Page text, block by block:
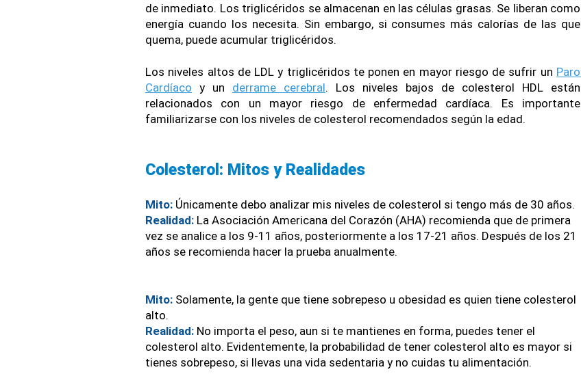
de inmediato. Los triglicéridos se almacenan en las células grasas. Se liberan como
energía cuando los necesita. Sin embargo, si consumes más calorías de las que
quema, puede acumular triglicéridos.
Los niveles altos de LDL y triglicéridos te ponen en mayor riesgo de sufrir un Paro
Cardíaco y un derrame cerebral. Los niveles bajos de colesterol HDL están
relacionados con un mayor riesgo de enfermedad cardíaca. Es importante
familiarizarse con los niveles de colesterol recomendados según la edad.
Colesterol: Mitos y Realidades
Mito: Únicamente debo analizar mis niveles de colesterol si tengo más de 30 años.
Realidad: La Asociación Americana del Corazón (AHA) recomienda que de primera
vez se analice a los 9-11 años, posteriormente a los 17-21 años. Después de los 21
años se recomienda hacer la prueba anualmente.
Mito: Solamente, la gente que tiene sobrepeso u obesidad es quien tiene colesterol
alto.
Realidad: No importa el peso, aun si te mantienes en forma, puedes tener el
colesterol alto. Evidentemente, la probabilidad de tener colesterol alto es mayor si
tienes sobrepeso, si llevas una vida sedentaria y no cuidas tu alimentación.